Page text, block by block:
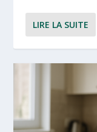
LIRE LA SUITE